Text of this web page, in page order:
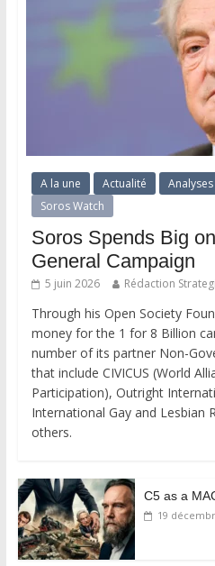
A la une Actualité Analyses
Soros Watch
Soros Spends Big
General Campaign
5 juin 2026 Rédaction
Through his Open Society
money for the 1 for 8 Billion
number of its partner Non-
that include CIVICUS (World
Participation), Outright
International Gay and Lesbian
others.
C5 as a
19